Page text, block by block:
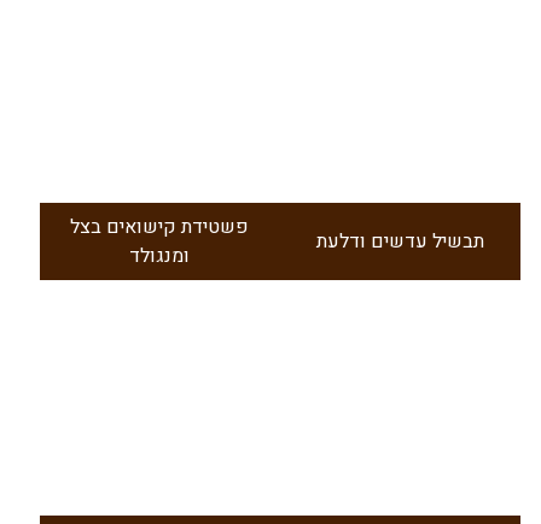
תבשיל עדשים ודלעת
פשטידת קישואים בצל
ומנגולד